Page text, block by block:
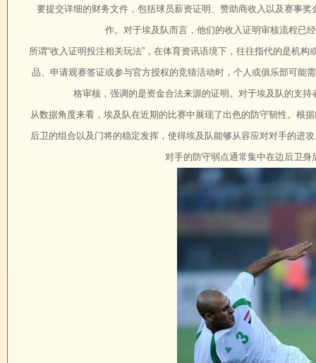
要提交详细的财务文件，包括球员薪资证明、赞助商收入以及赛事
作。对于埃及队而言，他们的收入证明审核流程已
所谓“收入证明投注相关玩法”，在体育资讯语境下，往往指代的是机
品、申请观赛签证或参与官方授权的竞猜活动时，个人或俱乐部可能
格审核，强调的是资金合法来源的证明。对于埃及队的支
从数据角度来看，埃及队在近期的比赛中展现了出色的防守韧性。根
后卫的组合以及门将的稳定发挥，使得埃及队能够从容应对对手的进
对手的防守弱点通常集中在边后卫